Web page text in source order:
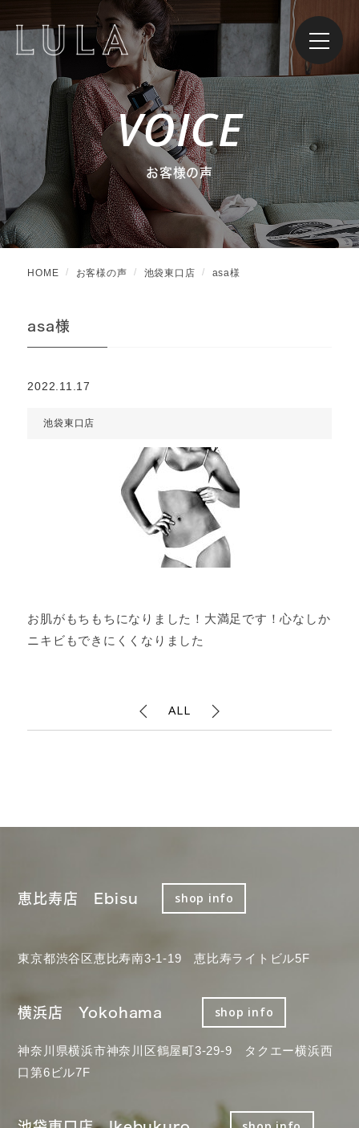
VOICE
お客様の声
HOME お客様の声 池袋東口店 asa様
asa様
2022.11.17
池袋東口店
お肌がもちもちになりました！大満足です！心なしか
ニキビもできにくくなりました
ALL
恵比寿店 Ebisu shop info
東京都渋谷区恵比寿南3-1-19 恵比寿ライトビル5F
横浜店 Yokohama shop info
神奈川県横浜市神奈川区鶴屋町3-29-9 タクエー横浜西
口第6ビル7F